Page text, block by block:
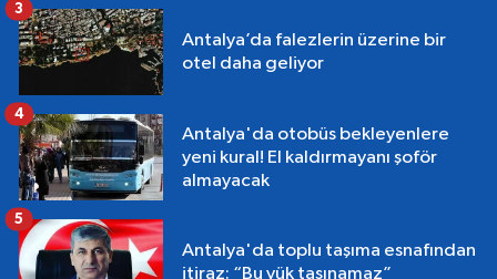
Antalya’da falezlerin üzerine bir
otel daha geliyor
3
Antalya'da otobüs bekleyenlere
yeni kural! El kaldırmayanı şoför
almayacak
4
Antalya'da toplu taşıma esnafından
itiraz: “Bu yük taşınamaz”
5